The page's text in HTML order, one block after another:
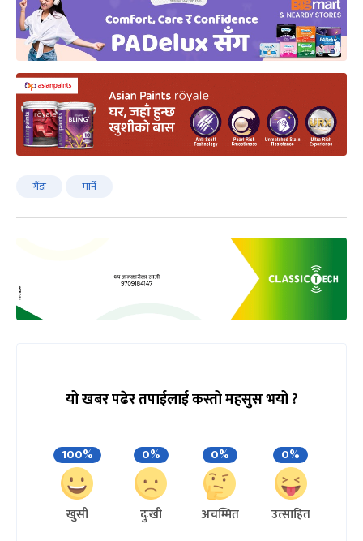
गैँडा मार्ने
यो खबर पढेर तपाईलाई कस्तो महसुस भयो ?
100%
खुसी
0%
दुःखी
0%
अचम्मित
0%
उत्साहित